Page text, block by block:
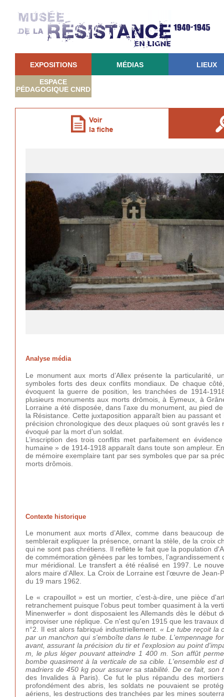
EXPOSITIONS MÉDIAS LIEUX
ESPACE
PÉDAGOGIQUE CNRD
Analyse média
Le monument aux morts d’Allex présente la particularité,
symboles forts des deux conflits mondiaux. De chaque
évoquent la guerre de position, les tranchées de 1914-
plusieurs monuments aux morts drômois, à Eymeux, à
Lorraine a été disposée, dans l’axe du monument, au pied
la Résistance. Cette juxtaposition apparaît bien au passant
précision chronologique des deux plaques où sont gravés
évoqué par la mort d’un soldat.
L’inscription des trois conflits met parfaitement en
humaine » de 1914-1918 apparaît dans toute son ampleur.
de mémoire exemplaire tant par ses symboles que par sa
morts drômois.
Contexte historique
Le monument aux morts d’Allex, comme dans beaucoup
semblerait expliquer la présence, ornant la stèle, de la croix
qui ne sont pas chrétiens. Il reflète le fait que la population
de commémoration gênées par les tombes,
mur méridional. Le transfert a été réalisé en 1997. Le
alors maire d’Allex. La Croix de Lorraine est l’œuvre de
du 19 mars 1962.
Le « crapouillot » est un mortier, c'est-à-dire, une pièce
retranchement puisque l'obus peut tomber quasiment à la
Minenwerfer » dont disposaient les Allemands dès le
improviser une réplique. Ce n'est qu'en 1915 que les
n°2. Il est alors fabriqué industriellement. « Le tube reçoit la
par un manchon qui s'emboîte dans le tube. L'empennage
avant, assurant la précision du tir et l'explosion au point
m, le plus léger pouvant atteindre 1 400 m. Son affût
bombe quasiment à la verticale de sa cible. L'ensemble est
madriers de 450 kg pour assurer sa stabilité. De ce fait, son
des Invalides à Paris). Ce fut le plus répandu des
profondément des abris, les soldats ne pouvaient se
aériens, les destructions des tranchées par les mines